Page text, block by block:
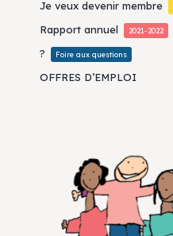
Je veux devenir membre
Rapport annuel 2021-2022
? Foire aux questions
OFFRES D’EMPLOI